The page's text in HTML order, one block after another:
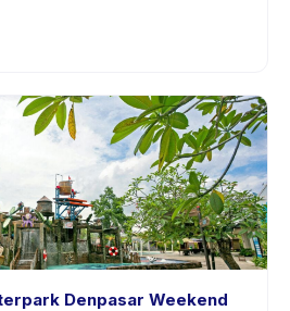
Denpasar Weekend